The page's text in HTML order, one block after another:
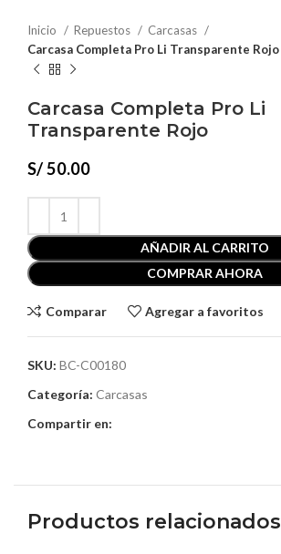
Inicio Repuestos
Carcasas
Carcasa Completa Pro Li Transparente Rojo
Carcasa Completa Pro Li
Transparente Rojo
S/50.00
AÑADIR AL CARRITO
COMPRAR AHORA
Comparar Agregar a favoritos
SKU: BC-C00180
Categoría: Carcasas
Compartir en:
Productos relacionados